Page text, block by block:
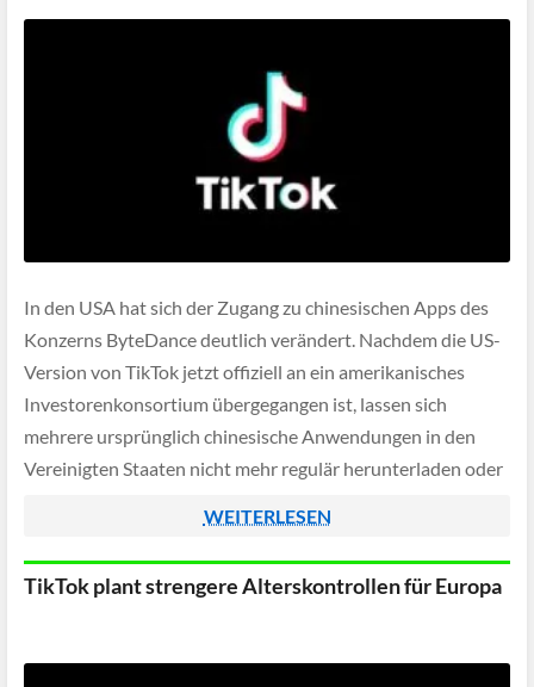
In den USA hat sich der Zugang zu chinesischen Apps des
Konzerns ByteDance deutlich verändert. Nachdem die US-
Version von TikTok jetzt offiziell an ein amerikanisches
Investorenkonsortium übergegangen ist, lassen sich
mehrere ursprünglich chinesische Anwendungen in den
Vereinigten Staaten nicht mehr regulär herunterladen oder
Hinweis, dass die App in […]
WEITERLESEN
TikTok plant strengere Alterskontrollen für Europa